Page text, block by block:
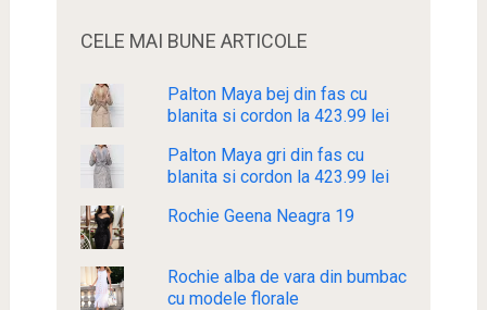
CELE MAI BUNE ARTICOLE
Palton Maya bej din fas cu
blanita si cordon la 423.99 lei
Palton Maya gri din fas cu
blanita si cordon la 423.99 lei
Rochie Geena Neagra 19
Rochie alba de vara din bumbac
cu modele florale